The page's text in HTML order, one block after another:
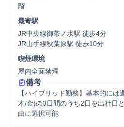
階
最寄駅
JR中央線御茶ノ水駅 徒歩4分
JR山手線秋葉原駅 徒歩10分
喫煙環境
屋内全面禁煙
備考
【ハイブリッド勤務】基本的に
木/金)の3日間のうち2日を出社日
由に選択可能